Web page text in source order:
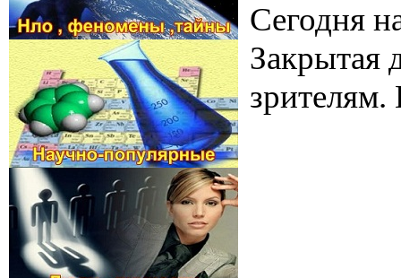
Сегодня
Закрытая